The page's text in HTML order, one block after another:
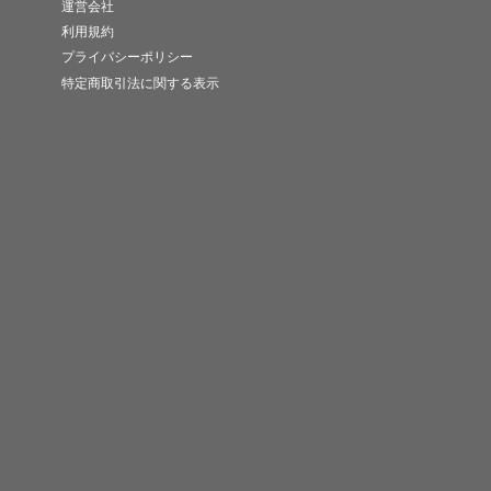
運営会社
利用規約
プライバシーポリシー
特定商取引法に関する表示